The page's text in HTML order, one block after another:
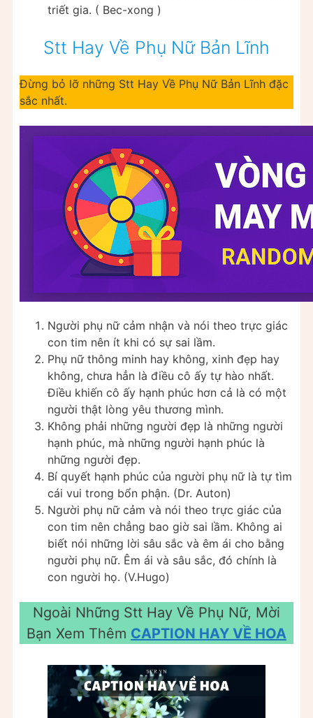
triết gia. ( Bec-xong )
Stt Hay Về Phụ Nữ Bản Lĩnh
Đừng bỏ lỡ những Stt Hay Về Phụ Nữ Bản Lĩnh đặc
sắc nhất.
Người phụ nữ cảm nhận và nói theo trực giác
con tim nên ít khi có sự sai lầm.
Phụ nữ thông minh hay không, xinh đẹp hay
không, chưa hẳn là điều cô ấy tự hào nhất.
Điều khiến cô ấy hạnh phúc hơn cả là có một
người thật lòng yêu thương mình.
Không phải những người đẹp là những người
hạnh phúc, mà những người hạnh phúc là
những người đẹp.
Bí quyết hạnh phúc của người phụ nữ là tự tìm
cái vui trong bổn phận. (Dr. Auton)
Người phụ nữ cảm và nói theo trực giác của
con tim nên chẳng bao giờ sai lầm. Không ai
biết nói những lời sâu sắc và êm ái cho bằng
người phụ nữ. Êm ái và sâu sắc, đó chính là
con người họ. (V.Hugo)
Ngoài Những Stt Hay Về Phụ Nữ, Mời
Bạn Xem Thêm CAPTION HAY VỀ HOA